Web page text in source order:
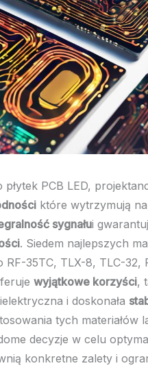
PCB LED,
które wytrzymują
sygnałui
. Siedem najlepszych
35TC, TLX-8, TLC-32,
wyjątkowe korzyści,
i doskonała
tych materiałów
decyzje w celu
konkretne zalety i